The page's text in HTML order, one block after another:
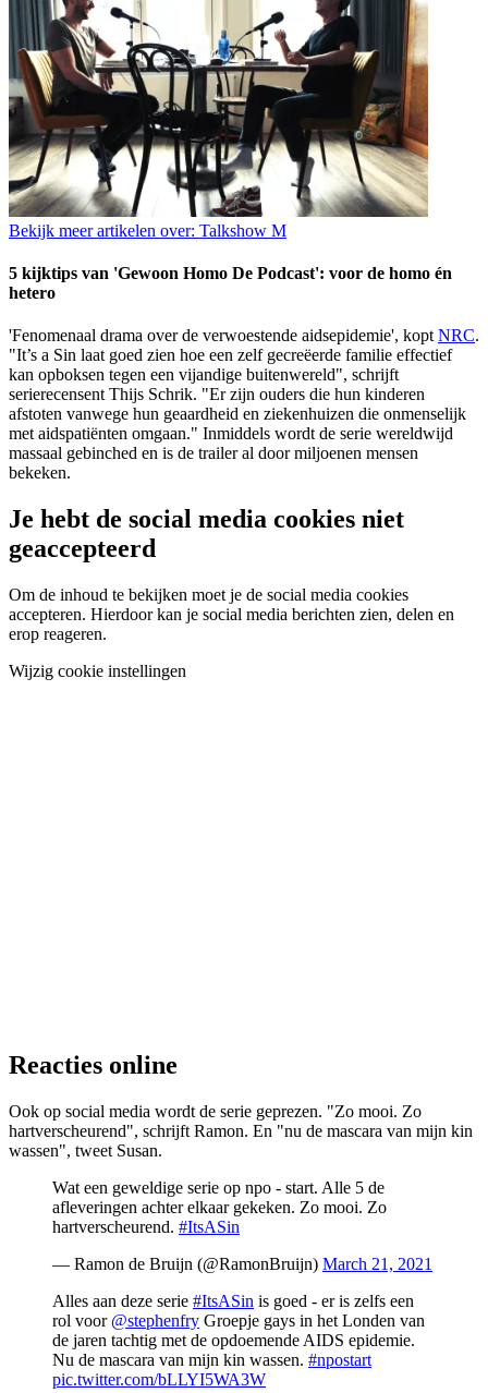
Bekijk meer artikelen over: Talkshow M
5 kijktips van 'Gewoon Homo De Podcast': voor de homo én
hetero
'Fenomenaal drama over de verwoestende aidsepidemie', kopt NRC.
"It’s a Sin laat goed zien hoe een zelf gecreëerde familie effectief
kan opboksen tegen een vijandige buitenwereld", schrijft
serierecensent Thijs Schrik. "Er zijn ouders die hun kinderen
afstoten vanwege hun geaardheid en ziekenhuizen die onmenselijk
met aidspatiënten omgaan." Inmiddels wordt de serie wereldwijd
massaal gebinched en is de trailer al door miljoenen mensen
bekeken.
Je hebt de social media cookies niet
geaccepteerd
Om de inhoud te bekijken moet je de social media cookies
accepteren. Hierdoor kan je social media berichten zien, delen en
erop reageren.
Wijzig cookie instellingen
Reacties online
Ook op social media wordt de serie geprezen. "Zo mooi. Zo
hartverscheurend", schrijft Ramon. En "nu de mascara van mijn kin
wassen", tweet Susan.
Wat een geweldige serie op npo - start. Alle 5 de
afleveringen achter elkaar gekeken. Zo mooi. Zo
hartverscheurend. #ItsASin
— Ramon de Bruijn (@RamonBruijn) March 21, 2021
Alles aan deze serie #ItsASin is goed - er is zelfs een
rol voor @stephenfry Groepje gays in het Londen van
de jaren tachtig met de opdoemende AIDS epidemie.
Nu de mascara van mijn kin wassen. #npostart
pic.twitter.com/bLLYI5WA3W